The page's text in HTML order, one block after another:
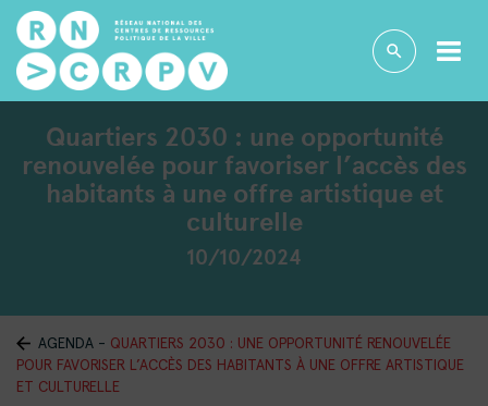
Quartiers 2030 : une opportunité
renouvelée pour favoriser l’accès des
habitants à une offre artistique et
culturelle
10/10/2024
AGENDA - QUARTIERS 2030 : UNE OPPORTUNITÉ RENOUVELÉE
POUR FAVORISER L’ACCÈS DES HABITANTS À UNE OFFRE ARTISTIQUE
ET CULTURELLE